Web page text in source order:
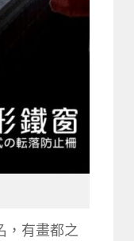
，有畫都之